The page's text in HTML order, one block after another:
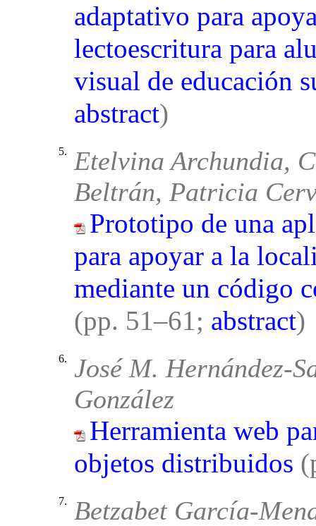
adaptativo para
lectoescritura para
visual de educación
abstract)
5.
Etelvina Archundia,
Beltrán, Patricia
Prototipo de una
para apoyar a la
mediante un código
(pp. 51–61; abstract)
6.
José M. Hernández-
González
Herramienta web
objetos distribuidos
7.
Betzabet García-